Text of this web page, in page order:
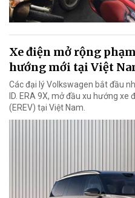
Xe điện mở rộng
hướng mới tại Việt
Các đại lý Volkswagen bắt đầu
ID. ERA 9X, mở đầu xu hướng
(EREV) tại Việt Nam.